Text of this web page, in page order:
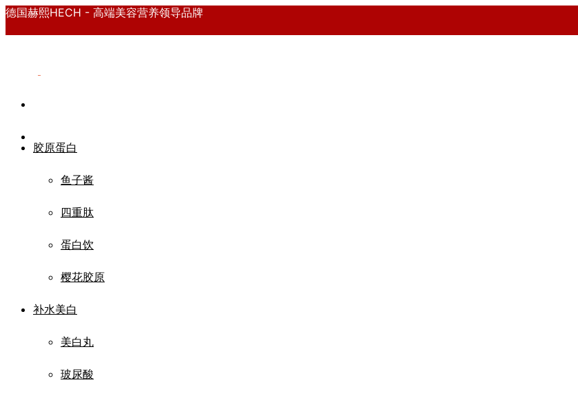
德国赫熙HECH - 高端美容营养领导品牌
胶原蛋白
鱼子酱
四重肽
蛋白饮
樱花胶原
补水美白
美白丸
玻尿酸